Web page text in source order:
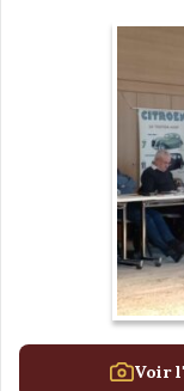
Voir